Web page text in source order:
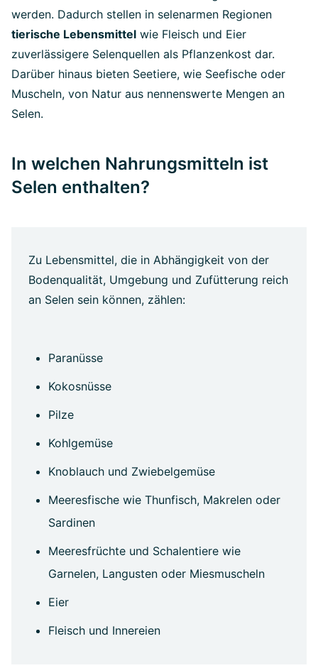
werden. Dadurch stellen in selenarmen Regionen
tierische Lebensmittel wie Fleisch und Eier
zuverlässigere Selenquellen als Pflanzenkost dar.
Darüber hinaus bieten Seetiere, wie Seefische oder
Muscheln, von Natur aus nennenswerte Mengen an
Selen.
In welchen Nahrungsmitteln ist
Selen enthalten?
Zu Lebensmittel, die in Abhängigkeit von der
Bodenqualität, Umgebung und Zufütterung reich
an Selen sein können, zählen:
Paranüsse
Kokosnüsse
Pilze
Kohlgemüse
Knoblauch und Zwiebelgemüse
Meeresfische wie Thunfisch, Makrelen oder
Sardinen
Meeresfrüchte und Schalentiere wie
Garnelen, Langusten oder Miesmuscheln
Eier
Fleisch und Innereien